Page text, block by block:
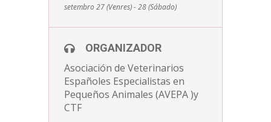
setembro 27 (Venres) - 28 (Sábado)
ORGANIZADOR
Asociación de Veterinarios
Españoles Especialistas en
Pequeños Animales (AVEPA )y
CTF